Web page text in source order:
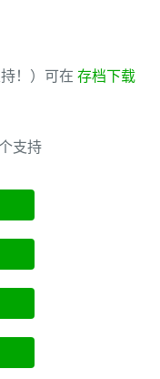
！）可在 存档下载
支持